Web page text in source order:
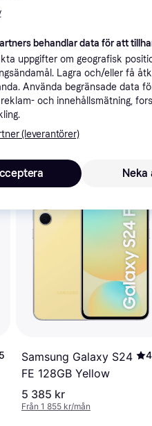
Samsung Galaxy S24 15,8 cm (6.2) Dubbla SIM-kort Android 14 5G USB Type-C 8 GB 128 GB 4000 mAh Violett
intressera dig.
Samsung Galaxy S24
FE 128GB Yellow
5 385 kr
Från 1 855 kr/mån
behandlar data för att
uppgifter om geografisk
Lagra och/eller få
Använda begränsade data
och innehållsmätning,
(leverantörer)
Neka